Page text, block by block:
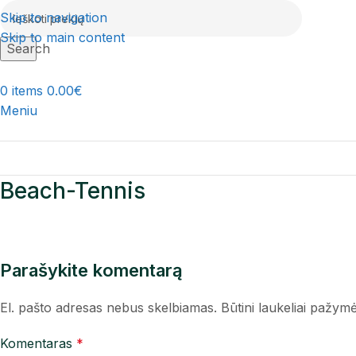
Skip to navigation
Skip to main content
Search
0 items 0.00€
Meniu
Beach-Tennis
Parašykite komentarą
El. pašto adresas nebus skelbiamas. Būtini laukeliai
Komentaras *